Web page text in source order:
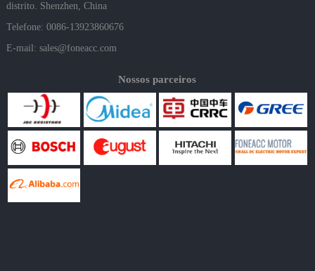
distrito. Shenzhen, China
Telefone: 0086-13923860676
E-mail: sales@foneacc.com
Nossos parceiros